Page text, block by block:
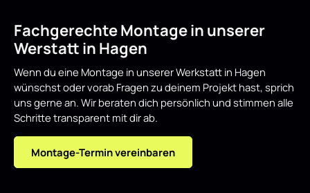
Fachgerechte Montage in unserer
Werstatt in Hagen
Wenn du eine Montage in unserer Werkstatt in Hagen
wünschst oder vorab Fragen zu deinem Projekt hast, sprich
uns gerne an. Wir beraten dich persönlich und stimmen alle
Schritte transparent mit dir ab.
Montage-Termin vereinbaren